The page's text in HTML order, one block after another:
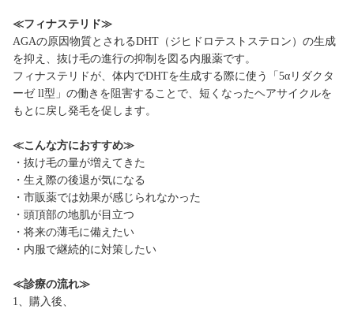
≪フィナステリド≫
AGAの原因物質とされるDHT（ジヒドロテストステロン）の生成
を抑え、抜け毛の進行の抑制を図る内服薬です。
フィナステリドが、体内でDHTを生成する際に使う「5αリダクタ
ーゼ ll型」の働きを阻害することで、短くなったヘアサイクルを
もとに戻し発毛を促します。
≪こんな方におすすめ≫
・抜け毛の量が増えてきた
・生え際の後退が気になる
・市販薬では効果が感じられなかった
・頭頂部の地肌が目立つ
・将来の薄毛に備えたい
・内服で継続的に対策したい
≪診療の流れ≫
1、購入後、